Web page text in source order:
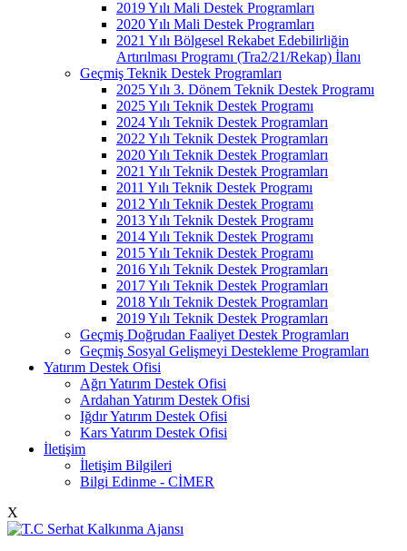
2019 Yılı Mali Destek Programları
2020 Yılı Mali Destek Programları
2021 Yılı Bölgesel Rekabet Edebilirliğin
Artırılması Programı (Tra2/21/Rekap) İlanı
Geçmiş Teknik Destek Programları
2025 Yılı 3. Dönem Teknik Destek Programı
2025 Yılı Teknik Destek Programı
2024 Yılı Teknik Destek Programları
2022 Yılı Teknik Destek Programları
2020 Yılı Teknik Destek Programları
2021 Yılı Teknik Destek Programları
2011 Yılı Teknik Destek Programı
2012 Yılı Teknik Destek Programı
2013 Yılı Teknik Destek Programı
2014 Yılı Teknik Destek Programı
2015 Yılı Teknik Destek Programı
2016 Yılı Teknik Destek Programları
2017 Yılı Teknik Destek Programları
2018 Yılı Teknik Destek Programları
2019 Yılı Teknik Destek Programları
Geçmiş Doğrudan Faaliyet Destek Programları
Geçmiş Sosyal Gelişmeyi Destekleme Programları
Yatırım Destek Ofisi
Ağrı Yatırım Destek Ofisi
Ardahan Yatırım Destek Ofisi
Iğdır Yatırım Destek Ofisi
Kars Yatırım Destek Ofisi
İletişim
İletişim Bilgileri
Bilgi Edinme - CİMER
X